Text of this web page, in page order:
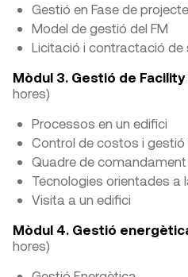
Gestió en Fase de
Model de gestió del FM
Licitació i contractació de
Mòdul 3. Gestió de
hores)
Processos en un edifici
Control de costos i gestió
Quadre de
Tecnologies orientades a
Visita a un edifici
Mòdul 4. Gestió
hores)